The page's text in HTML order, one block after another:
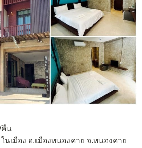
คืน
นเมือง อ.เมืองหนองคาย จ.หนองคาย